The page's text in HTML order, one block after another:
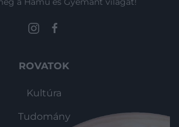
ROVATOK
Kultúra
Tudomány